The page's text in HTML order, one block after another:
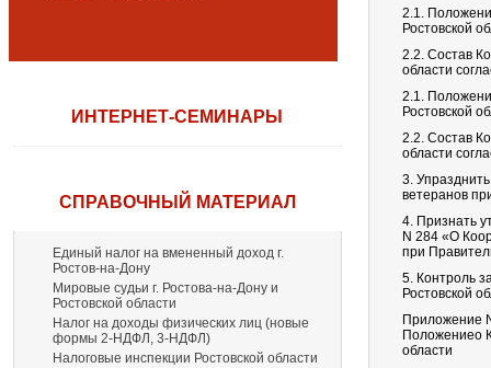
ИНТЕРНЕТ-СЕМИНАРЫ
СПРАВОЧНЫЙ МАТЕРИАЛ
Единый налог на вмененный доход г.
Ростов-на-Дону
Мировые судьи г. Ростова-на-Дону и
Ростовской области
Налог на доходы физических лиц (новые
формы 2-НДФЛ, 3-НДФЛ)
Налоговые инспекции Ростовской области
2.1.
Ростовской
2.2. Состав
области
2.1.
Ростовской
2.2. Состав
области
3.
ветеранов
4. Признать
N 284 «О
при
5. Контроль
Ростовской
Приложение
Положениео
области